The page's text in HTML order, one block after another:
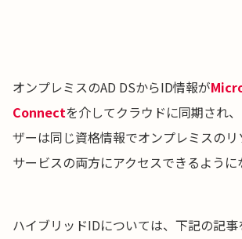
オンプレミスのAD DSからID情報が
Connectを介してクラウドに同期され
ザーは同じ資格情報でオンプレミスのリ
サービスの両方にアクセスできるように
ハイブリッドIDについては、下記の記